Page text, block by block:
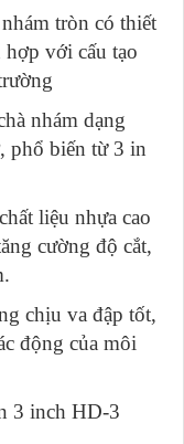
tròn có thiết
với cấu tạo
nhám dạng
phổ biến từ 3 in
liệu nhựa cao
cường độ cắt,
chịu va đập tốt,
động của môi